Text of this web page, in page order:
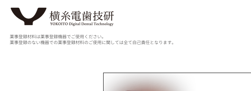
薬事登録材料は薬事登録機器でご使用ください。
薬事登録のない機器での薬事登録材料のご使用に関しては全て自己責任となります。